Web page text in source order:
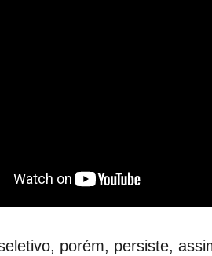
porém, persiste,